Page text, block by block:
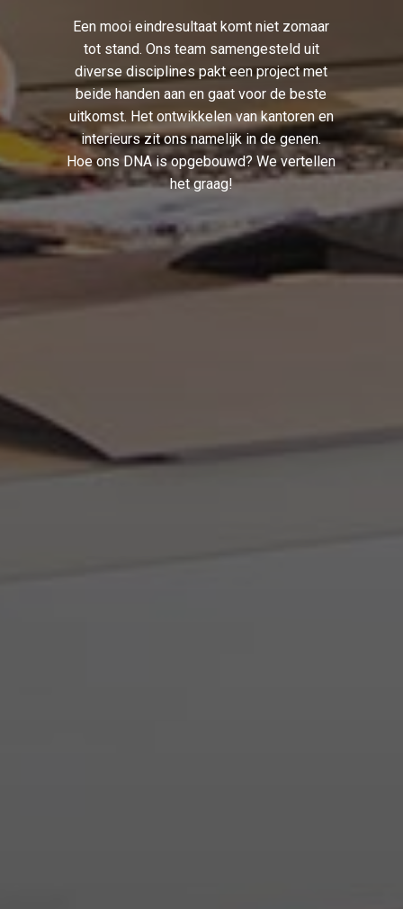
Een mooi eindresultaat komt niet zomaar
tot stand. Ons team samengesteld uit
diverse disciplines pakt een project met
beide handen aan en gaat voor de beste
uitkomst. Het ontwikkelen van kantoren en
interieurs zit ons namelijk in de genen.
Hoe ons DNA is opgebouwd? We vertellen
het graag!